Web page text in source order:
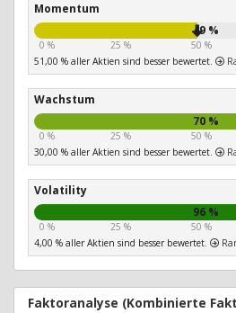
Momentum
49 %
0 % 25 % 50 %
51,00 % aller Aktien sind besser bewertet.
Wachstum
70 %
0 % 25 % 50 %
30,00 % aller Aktien sind besser bewertet.
Volatility
96 %
0 % 25 % 50 %
4,00 % aller Aktien sind besser bewertet.
Faktoranalyse (Kombinierte